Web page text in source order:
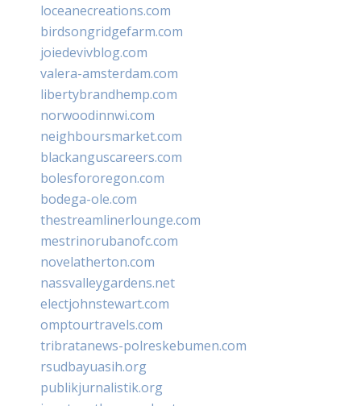
loceanecreations.com
birdsongridgefarm.com
joiedevivblog.com
valera-amsterdam.com
libertybrandhemp.com
norwoodinnwi.com
neighboursmarket.com
blackanguscareers.com
bolesfororegon.com
bodega-ole.com
thestreamlinerlounge.com
mestrinorubanofc.com
novelatherton.com
nassvalleygardens.net
electjohnstewart.com
omptourtravels.com
tribratanews-polreskebumen.com
rsudbayuasih.org
publikjurnalistik.org